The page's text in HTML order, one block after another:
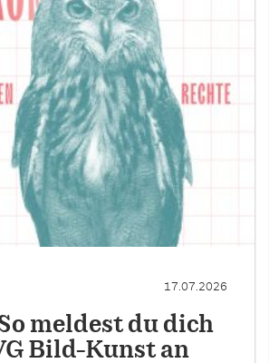
17.07.2026
meldest du dich
Bild-Kunst an